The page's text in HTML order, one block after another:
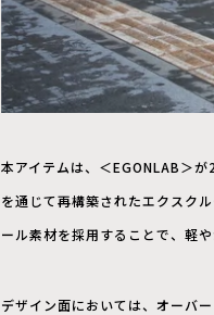
本アイテムは、＜EGONLAB＞
を通じて再構築されたエクスク
ール素材を採用することで、軽
デザイン面においては、オーバ